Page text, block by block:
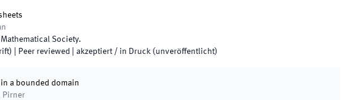
Society.
| Peer reviewed akzeptiert / in Druck (unveröffentlicht)
a bounded domain
Pirner